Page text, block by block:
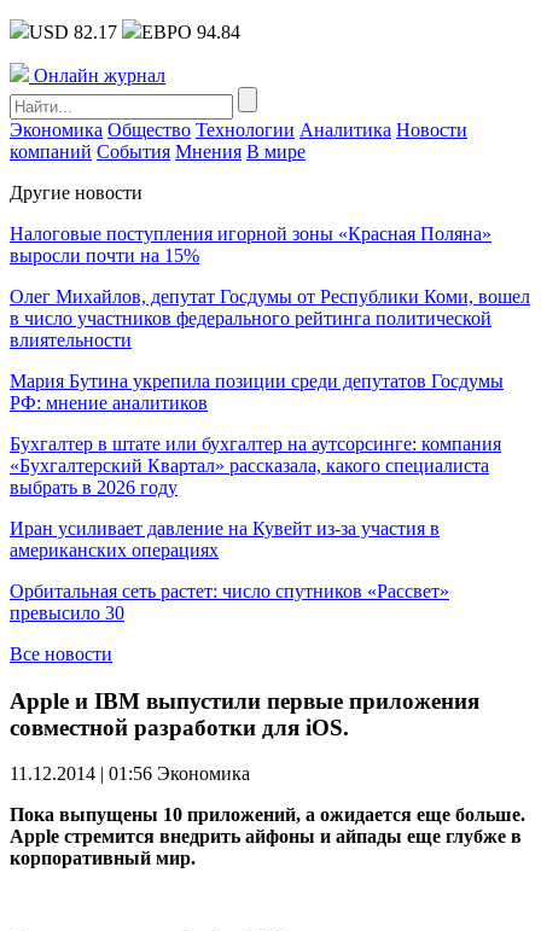
USD 82.17 ЕВРО 94.84
Онлайн журнал
Экономика Общество Технологии Аналитика Новости
компаний События Мнения В мире
Другие новости
Налоговые поступления игорной зоны «Красная Поляна»
выросли почти на 15%
Олег Михайлов, депутат Госдумы от Республики Коми, вошел
в число участников федерального рейтинга политической
влиятельности
Мария Бутина укрепила позиции среди депутатов Госдумы
РФ: мнение аналитиков
Бухгалтер в штате или бухгалтер на аутсорсинге: компания
«Бухгалтерский Квартал» рассказала, какого специалиста
выбрать в 2026 году
Иран усиливает давление на Кувейт из-за участия в
американских операциях
Орбитальная сеть растет: число спутников «Рассвет»
превысило 30
Все новости
Apple и IBM выпустили первые приложения
совместной разработки для iOS.
11.12.2014 | 01:56 Экономика
Пока выпущены 10 приложений, а ожидается еще больше.
Apple стремится внедрить айфоны и айпады еще глубже в
корпоративный мир.